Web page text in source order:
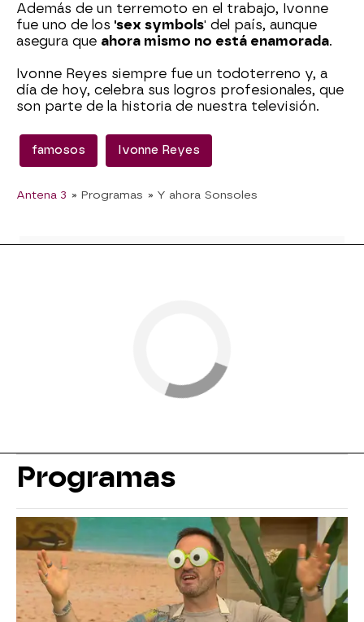
Además de un terremoto en el trabajo, Ivonne
fue uno de los 'sex symbols' del país, aunque
asegura que ahora mismo no está enamorada.
Ivonne Reyes siempre fue un todoterreno y, a
día de hoy, celebra sus logros profesionales, que
son parte de la historia de nuestra televisión.
famosos Ivonne Reyes
Antena 3 » Programas » Y ahora Sonsoles
Programas